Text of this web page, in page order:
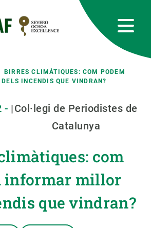
BIRRES CLIMÀTIQUES: COM PODEM
INCENDIS QUE VINDRAN?
- |Col·legi de Periodistes de
Catalunya
com
informar millor
que vindran?